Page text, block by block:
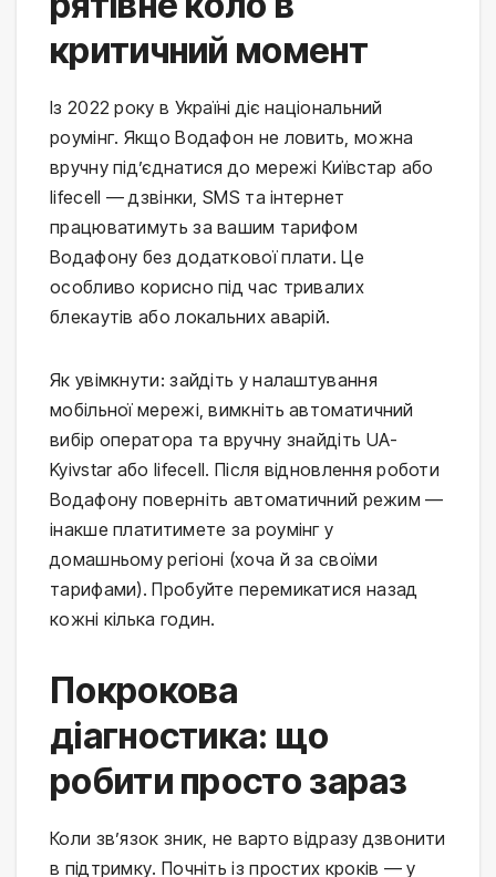
критичний момент
Із 2022 року в Україні діє національний
роумінг. Якщо Водафон не ловить, можна
вручну під’єднатися до мережі Київстар або
lifecell — дзвінки, SMS та інтернет
працюватимуть за вашим тарифом
Водафону без додаткової плати. Це
особливо корисно під час тривалих
блекаутів або локальних аварій.
Як увімкнути: зайдіть у налаштування
мобільної мережі, вимкніть автоматичний
вибір оператора та вручну знайдіть UA-
Kyivstar або lifecell. Після відновлення роботи
Водафону поверніть автоматичний режим —
інакше платитимете за роумінг у
домашньому регіоні (хоча й за своїми
тарифами). Пробуйте перемикатися назад
кожні кілька годин.
Покрокова
діагностика: що
робити просто зараз
Коли зв’язок зник, не варто відразу дзвонити
в підтримку. Почніть із простих кроків — у